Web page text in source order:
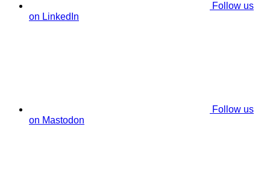
Follow us
on LinkedIn
Follow us
on Mastodon